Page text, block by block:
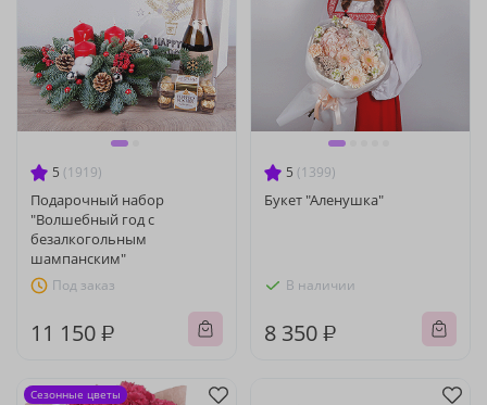
5 (1919)
Подарочный набор
"Волшебный год с
безалкогольным
шампанским"
Под заказ
11 150 ₽
5 (1399)
Букет "Аленушка"
В наличии
8 350 ₽
Сезонные цветы